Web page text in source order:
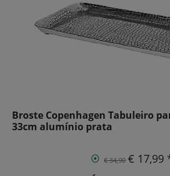
Broste Copenhagen Tabuleiro
33cm alumínio prata
€ 34,90 € 17,99